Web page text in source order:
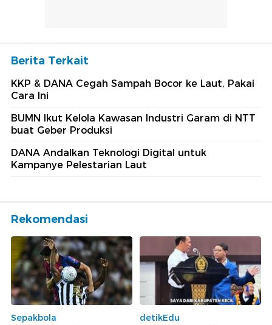
Berita Terkait
KKP & DANA Cegah Sampah Bocor ke Laut, Pakai
Cara Ini
BUMN Ikut Kelola Kawasan Industri Garam di NTT
buat Geber Produksi
DANA Andalkan Teknologi Digital untuk
Kampanye Pelestarian Laut
Rekomendasi
Sepakbola
detikEdu